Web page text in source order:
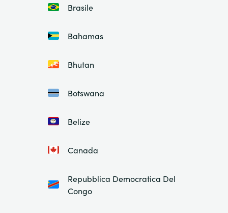
Brasile
Bahamas
Bhutan
Botswana
Belize
Canada
Repubblica Democratica Del
Congo